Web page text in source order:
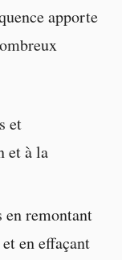
apporte
et
et à la
en remontant
en effaçant